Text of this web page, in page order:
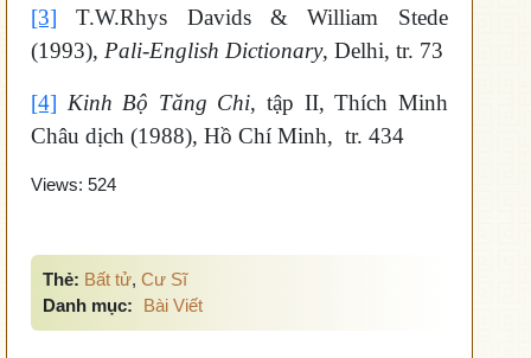
[3] T.W.Rhys Davids & William Stede
(1993), Pali-English Dictionary, Delhi, tr. 73
[4] Kinh Bộ Tăng Chi, tập II, Thích Minh
Châu dịch (1988), Hồ Chí Minh, tr. 434
Views: 524
Thẻ: Bất tử, Cư Sĩ
Danh mục:
Bài Viết